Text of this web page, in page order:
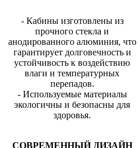
- Кабины изготовлены из
прочного стекла и
анодированного алюминия, что
гарантирует долговечность и
устойчивость к воздействию
влаги и температурных
перепадов.
- Используемые материалы
экологичны и безопасны для
здоровья.
СОВРЕМЕННЫЙ ДИЗАЙН